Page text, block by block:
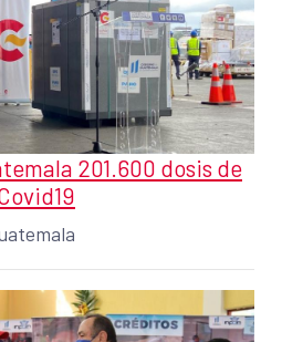
201.600 dosis de